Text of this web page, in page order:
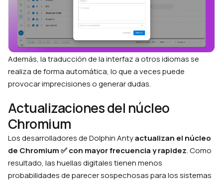
Además, la traducción de la interfaz a otros idiomas se
realiza de forma automática, lo que a veces puede
provocar imprecisiones o generar dudas.
Actualizaciones del núcleo
Chromium
Los desarrolladores de Dolphin Antyactualizan el núcleo
de Chromium ✅ con mayor frecuencia y rapidez. Como
resultado, las huellas digitales tienen menos
probabilidades de parecer sospechosas para los sistemas